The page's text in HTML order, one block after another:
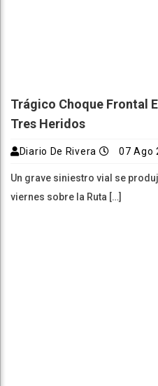
Trágico Choque Frontal
Tres Heridos
Diario De Rivera 07 Ago
Un grave siniestro vial se
viernes sobre la Ruta […]